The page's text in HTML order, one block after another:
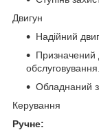
Двигун
Надійний
Призначений
обслуговування.
Обладнаний
Керування
Ручне: